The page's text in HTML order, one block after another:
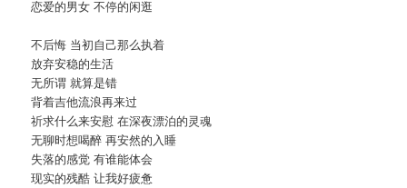
恋爱的男女 不停的闲逛
不后悔 当初自己那么执着
放弃安稳的生活
无所谓 就算是错
背着吉他流浪再来过
祈求什么来安慰 在深夜漂泊的灵魂
无聊时想喝醉 再安然的入睡
失落的感觉 有谁能体会
现实的残酷 让我好疲惫